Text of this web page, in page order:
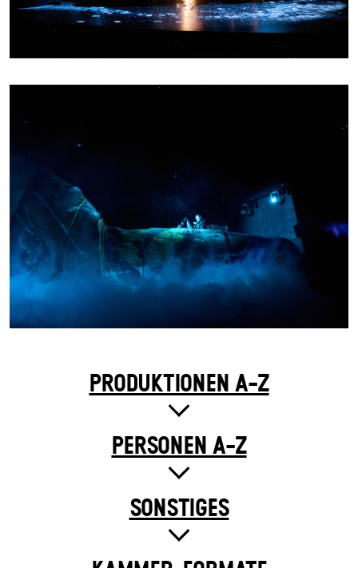
PRODUKTIONEN A-Z
PERSONEN A-Z
SONSTIGES